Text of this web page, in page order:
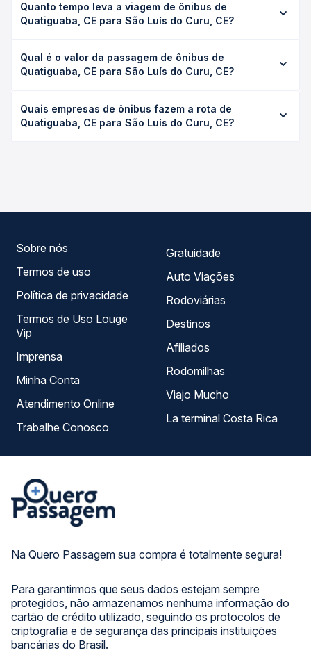
Quanto tempo leva a viagem de ônibus de
Quatiguaba, CE para São Luís do Curu, CE?
Curu, CE leva em média 5h 52min, podendo variar
conforme a viação, o tipo de serviço (convencional,
duração exata de cada opção na data desejada.
Qual é o valor da passagem de ônibus de
Quatiguaba, CE para São Luís do Curu, CE?
São Luís do Curu, CE custa em média R$ 62,50 e varia
conforme a data da viagem, a empresa, o tipo de poltrona
Quais empresas de ônibus fazem a rota de
Quatiguaba, CE para São Luís do Curu, CE?
Na Quero Passagem sua compra é totalmente segura!
Para garantirmos que seus dados estejam sempre
protegidos, não armazenamos nenhuma informação do
cartão de crédito utilizado, seguindo os protocolos de
criptografia e de segurança das principais instituições
bancárias do Brasil.
Sobre nós
Termos de uso
Política de privacidade
Termos de Uso Louge
Vip
Imprensa
Minha Conta
Atendimento Online
Trabalhe Conosco
Gratuidade
Auto Viações
Rodoviárias
Destinos
Afiliados
Rodomilhas
Viajo Mucho
La terminal Costa Rica